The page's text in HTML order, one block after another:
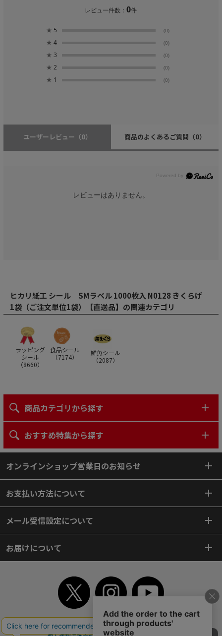
レビュー件数：0件
★ 5 (0)
★ 4 (0)
★ 3 (0)
★ 2 (0)
★ 1 (0)
ユーザーレビュー （0） 商品のよくあるご質問 （0）
レビューはありません。
ヒカリ紙工 シール SMラベル 1000枚入 N0128 きくらげ
1袋（ご注文単位1袋）【直送品】の関連カテゴリ
ラッピング
シール
（8660）
食品シール
（7174）
鮮魚シール
（2087）
商品カテゴリから探す
おすすめ特集から探す
オンラインショップ営業日のお知らせ
お支払い方法について
メール受信設定について
お届けについて
TOP 初めてご利用のお客様へ ご利用案内
ご利用規約